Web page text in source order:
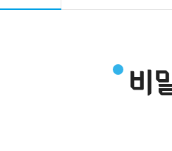
비